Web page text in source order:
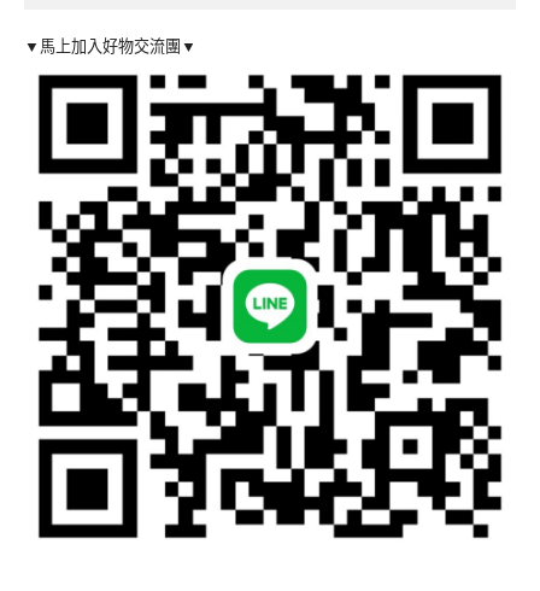
▼馬上加入好物交流團▼